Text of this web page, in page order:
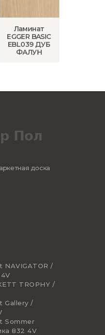
Ламинат
EGGER BASIC
EBL039 ДУБ
ФАЛУН
доска
NAVIGATOR /
TROPHY /
Gallery /
Sommer
832 4V